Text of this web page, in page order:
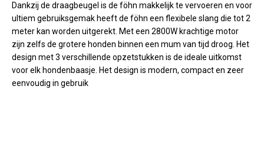
Dankzij de draagbeugel is de föhn makkelijk te vervoeren en voor
ultiem gebruiksgemak heeft de föhn een flexibele slang die tot 2
meter kan worden uitgerekt. Met een 2800W krachtige motor
zijn zelfs de grotere honden binnen een mum van tijd droog. Het
design met 3 verschillende opzetstukken is de ideale uitkomst
voor elk hondenbaasje. Het design is modern, compact en zeer
eenvoudig in gebruik